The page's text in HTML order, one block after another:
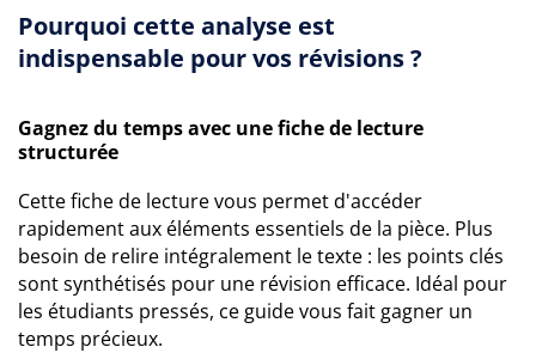
Pourquoi cette analyse est
indispensable pour vos révisions ?
Gagnez du temps avec une fiche de lecture
structurée
Cette fiche de lecture vous permet d'accéder
rapidement aux éléments essentiels de la pièce. Plus
besoin de relire intégralement le texte : les points clés
sont synthétisés pour une révision efficace. Idéal pour
les étudiants pressés, ce guide vous fait gagner un
temps précieux.